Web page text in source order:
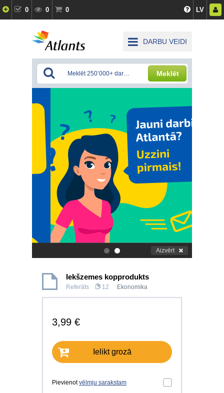
0 0 0 LV
DARBU VEIDI
Meklēt
. Aizvērt
Iekšzemes kopprodukts
Referāts 12 Ekonomika
3,99 €
Ielikt grozā
Pievienotvēlmju sarakstam